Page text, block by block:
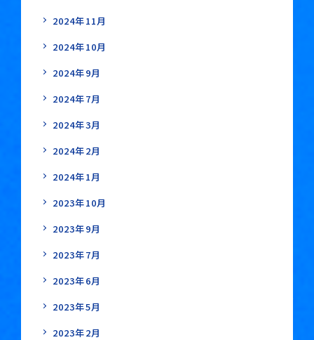
2024年11月
2024年10月
2024年9月
2024年7月
2024年3月
2024年2月
2024年1月
2023年10月
2023年9月
2023年7月
2023年6月
2023年5月
2023年2月